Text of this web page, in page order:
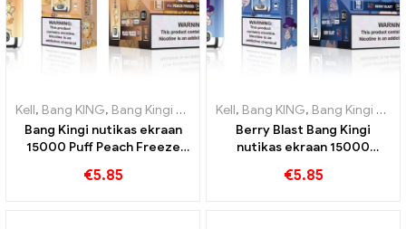
Kell, Bang KING, Bang Kingi nutikas ekraan 15000 Puff ,Ühekordsed
Bang Kingi nutikas ekraan
15000 Puff Peach Freeze
sigaretid
€5.85
Kell, Bang KING, Bang Kingi nutikas ekraan 15000 Puff
Berry Blast Bang Kingi
nutikas ekraan 15000
ühekordset e-sigaretti
€5.85